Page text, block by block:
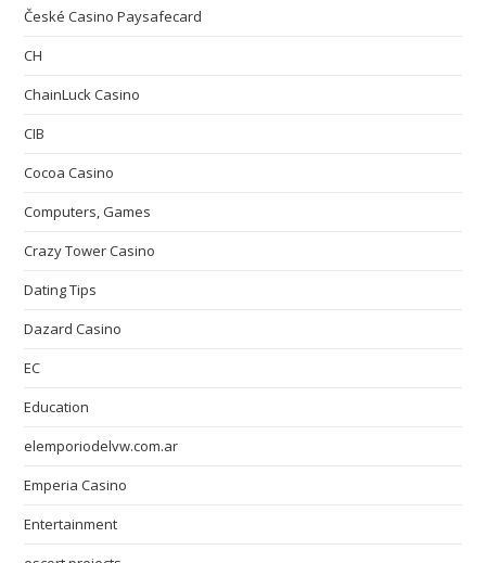
České Casino Paysafecard
CH
ChainLuck Casino
CIB
Cocoa Casino
Computers, Games
Crazy Tower Сasino
Dating Tips
Dazard Casino
EC
Education
elemporiodelvw.com.ar
Emperia Casino
Entertainment